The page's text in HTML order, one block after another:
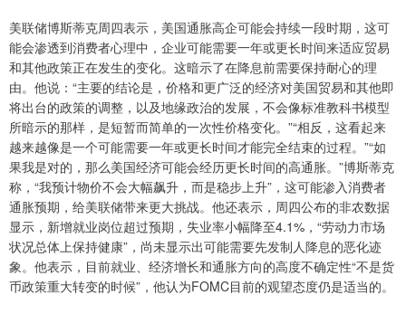
美联储博斯蒂克周四表示，美国通胀高企可能会持续一段时期，这可
能会渗透到消费者心理中，企业可能需要一年或更长时间来适应贸易
和其他政策正在发生的变化。这暗示了在降息前需要保持耐心的理
由。他说：“主要的结论是，价格和更广泛的经济对美国贸易和其他即
将出台的政策的调整，以及地缘政治的发展，不会像标准教科书模型
所暗示的那样，是短暂而简单的一次性价格变化。”“相反，这看起来
越来越像是一个可能需要一年或更长时间才能完全结束的过程。”“如
果我是对的，那么美国经济可能会经历更长时间的高通胀。”博斯蒂克
称，“我预计物价不会大幅飙升，而是稳步上升”，这可能渗入消费者
通胀预期，给美联储带来更大挑战。他还表示，周四公布的非农数据
显示，新增就业岗位超过预期，失业率小幅降至4.1%，“劳动力市场
状况总体上保持健康”，尚未显示出可能需要先发制人降息的恶化迹
象。他表示，目前就业、经济增长和通胀方向的高度不确定性“不是货
币政策重大转变的时候”，他认为FOMC目前的观望态度仍是适当的。